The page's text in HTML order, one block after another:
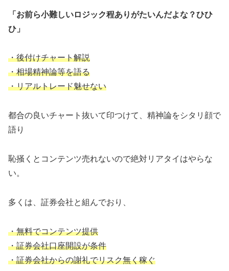
「お前ら小難しいロジック程ありがたいんだよな？ひひ
ひ」
・後付けチャート解説
・相場精神論等を語る
・リアルトレード魅せない
都合の良いチャート抜いて印つけて、精神論をシタリ顔で
語り
恥掻くとコンテンツ売れないので絶対リアタイはやらな
い。
多くは、証券会社と組んでおり、
・無料でコンテンツ提供
・証券会社口座開設が条件
・証券会社からの謝礼でリスク無く稼ぐ